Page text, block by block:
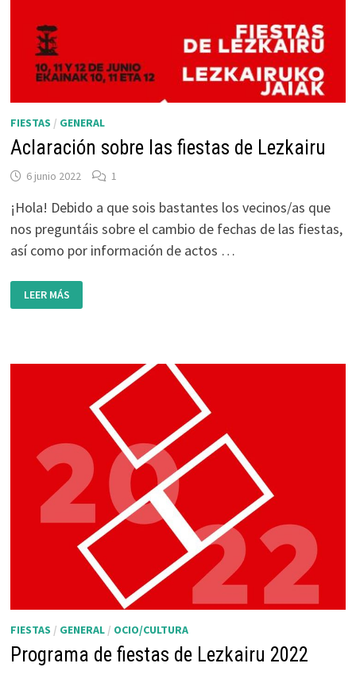
FIESTAS / GENERAL
Aclaración sobre las fiestas de Lezkairu
6 junio 2022 1
¡Hola! Debido a que sois bastantes los vecinos/as que
nos preguntáis sobre el cambio de fechas de las fiestas,
así como por información de actos …
ACLARACIÓN
SOBRE
LAS
LEER MÁS
FIESTAS / GENERAL/ OCIO/CULTURA
Programa de fiestas de Lezkairu 2022